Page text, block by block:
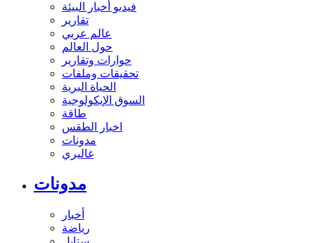
فيديو أخبار البيئة
تقارير
عالم عربي
حول العالم
حوارات وتقارير
تحقيقات وملفات
الحياة البرية
السوق الإيكولوجية
طاقة
اخبار الطقس
مدونات
غاليري
مدونات
أخبار
رياضة